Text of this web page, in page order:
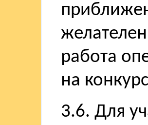
работа
на
3.6. Для